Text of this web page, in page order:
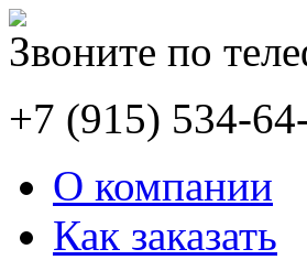
Звоните по
+7 (915) 534-
О компании
Как заказать